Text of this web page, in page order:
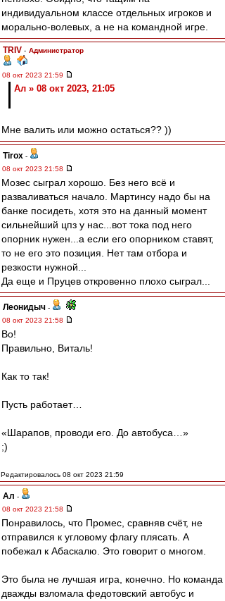
индивидуальном классе отдельных игроков и
морально-волевых, а не на командной игре.
TRIV - Администратор
08 окт 2023 21:59
Ал » 08 окт 2023, 21:05
Мне валить или можно остаться?? ))
Tirox -
08 окт 2023 21:58
Мозес сыграл хорошо. Без него всё и
разваливаться начало. Мартинсу надо бы на
банке посидеть, хотя это на данный момент
сильнейший цпз у нас...вот тока под него
опорник нужен...а если его опорником ставят,
то не его это позиция. Нет там отбора и
резкости нужной...
Да еще и Пруцев откровенно плохо сыграл...
Леонидыч -
08 окт 2023 21:58
Во!
Правильно, Виталь!
Как то так!
Пусть работает…
«Шарапов, проводи его. До автобуса…»
;)
Редактировалось 08 окт 2023 21:59
Ал -
08 окт 2023 21:58
Понравилось, что Промес, сравняв счёт, не
отправился к угловому флагу плясать. А
побежал к Абаскалю. Это говорит о многом.
Это была не лучшая игра, конечно. Но команда
дважды взломала федотовский автобус и